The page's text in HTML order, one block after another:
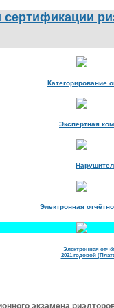
Категорирование
Экспертная
Электронная
Электронная
2021 годовой